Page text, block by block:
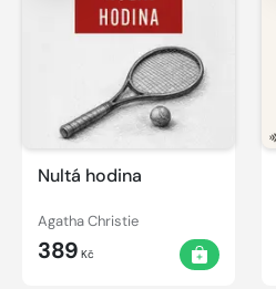
Nultá hodina
Agatha Christie
389 Kč